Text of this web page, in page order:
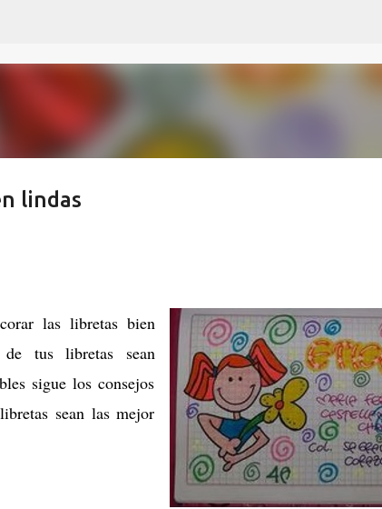
lindas
las libretas bien
tus libretas sean
sigue los consejos
sean las mejor